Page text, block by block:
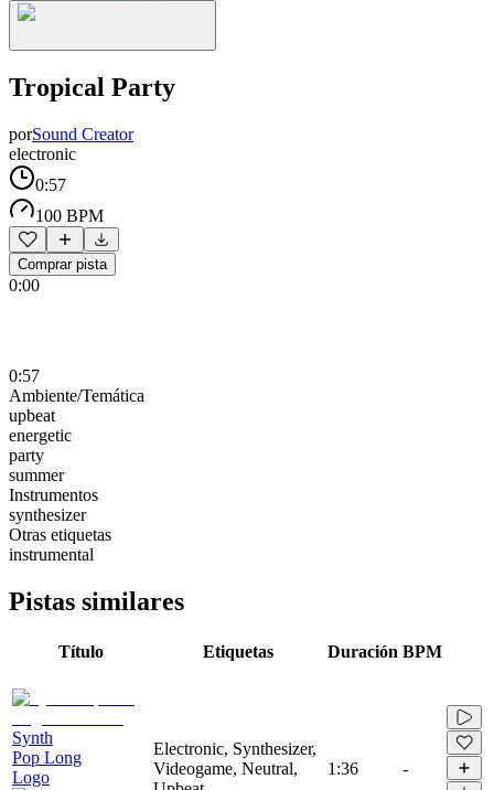
Tropical Party
porSound Creator
electronic
0:57
100 BPM
Comprar pista
0:00
0:57
Ambiente/Temática
upbeat
energetic
party
summer
Instrumentos
synthesizer
Otras etiquetas
instrumental
Pistas similares
Título Etiquetas Duración BPM
Synth
Pop Long
Logo
Electronic, Synthesizer,
Videogame, Neutral,
1:36 -